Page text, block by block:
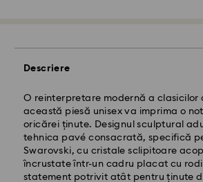
Descriere
O reinterpretare modernă a clasicilor
această piesă unisex va imprima o
oricărei ținute. Designul sculptural
tehnica pavé consacrată, specifică
Swarovski, cu cristale sclipitoare
încrustate într-un cadru placat cu
statement potrivit atât pentru ținute
10:00 CET vor fi procesate și
Termen de livrare standard: 4 zile
procesare și expediere
Costul de expediere standard: RON
Livrare standard gratuită peste: RON
Livrare expres - FedEx